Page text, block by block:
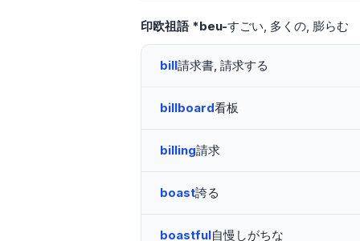
印欧祖語 *beu-すごい 多くの 膨らむ
bill請求書, 請求する
billboard看板
billing請求
boast誇る
boastful自慢しがちな